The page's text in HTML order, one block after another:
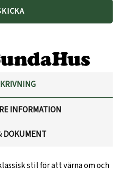
INFORMATION
DOKUMENT
stil för att värna om och